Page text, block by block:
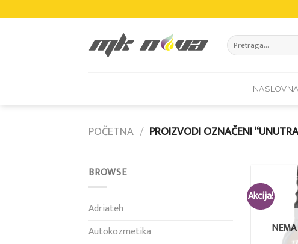
to
Pretraži:
NASLOVNA
POČETNA / PROIZVODI OZNAČENI
BROWSE
Adriateh
Autokozmetika
Akcija!